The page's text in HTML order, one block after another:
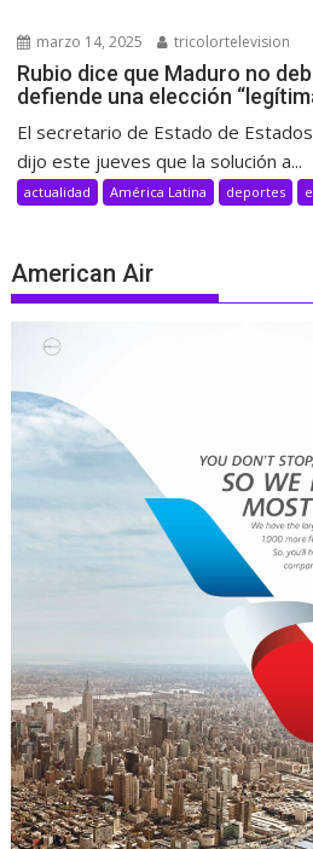
marzo 14, 2025 tricolortelevision
Rubio dice que Maduro no
defiende una elección
El secretario de Estado de
dijo este jueves que la solución a...
actualidad América Latina deportes
American Air